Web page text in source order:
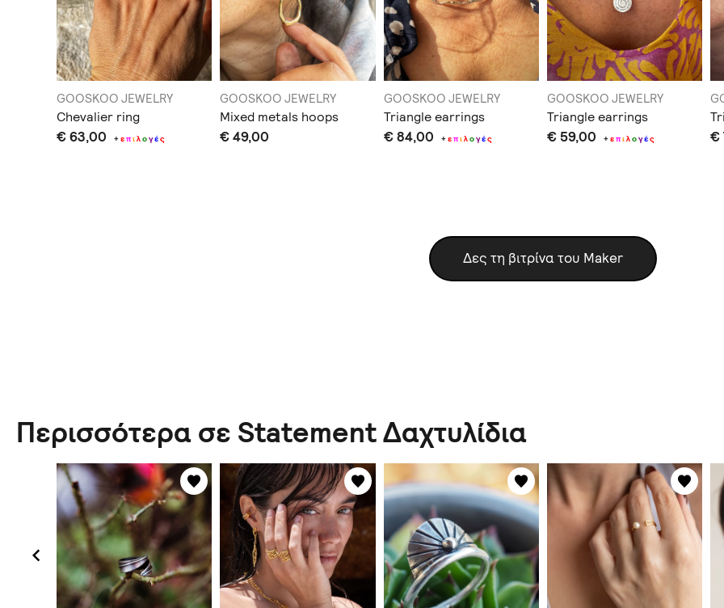
GOOSKOO JEWELRY
Chevalier ring
€ 63,00 +επιλογές
GOOSKOO JEWELRY
Mixed metals hoops
€ 49,00
GOOSKOO JEWELRY
Triangle earrings
€ 84,00 +επιλογές
GOOSKOO JEWELRY
Triangle earrings
€ 59,00 +επιλογές €
Δες τη βιτρίνα του Maker
Περισσότερα σε Statement Δαχτυλίδια